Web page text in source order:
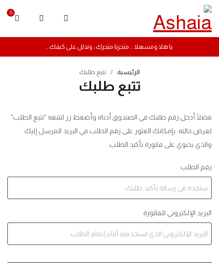
0
يا هلا ومسهلا .. متجرنا متجرك ، وتدلل على كيفك ..
الرئيسية / تتبع طلبك
تتبع طلبك
فضلًا أدخل رقم طلبك في الصندوق أدناه وأضغط زر لتتبعه "تتبع الطلب"
لعرض حالته. بإمكانك العثور على رقم الطلب في البريد المرسل إليك
والذي يحتوي على فاتورة تأكيد الطلب.
رقم الطلب
البريد الإلكتروني للفاتورة